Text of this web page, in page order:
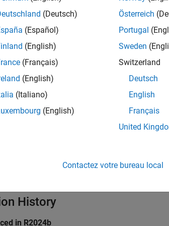
this parameter, set client.
maximum time in milliseconds to wait for a
the client within the specified time, then
Settings
History
in R2024b
(Deutsch)
(Español)
(English)
(Français)
(English)
(Italiano)
(English)
Österreich
Portugal
Sweden
Switzerland
Deutsch
English
Français
United
Contactez votre bureau local